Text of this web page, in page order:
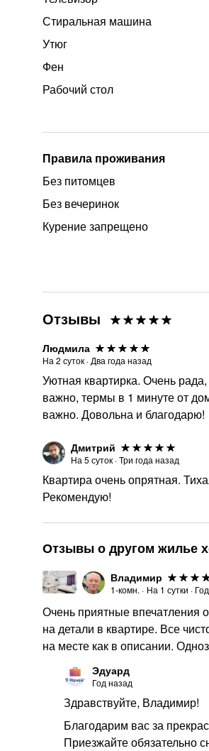
Стиральная машина
Утюг
Фен
Рабочий стол
Правила проживания
Без питомцев
Без вечеринок
Курение запрещено
Отзывы
Людмила
На 2 суток · Два года назад
Уютная квартирка. Очень
важно, термы в 1 минуте от
важно. Довольна и благодарю!
Дмитрий
На 5 суток ·Три года назад
Квартира очень опрятная.
Рекомендую!
Отзывы о другом жилье
Владимир
1-комн. · На 1 сутки ·
Очень приятные впечатления
на детали в квартире. Все
на месте как в описании.
Эдуард
Год назад
Здравствуйте, Владимир!
Благодарим вас за
Приезжайте обязательно